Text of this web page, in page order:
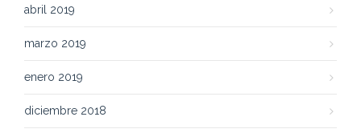
abril 2019
marzo 2019
enero 2019
diciembre 2018